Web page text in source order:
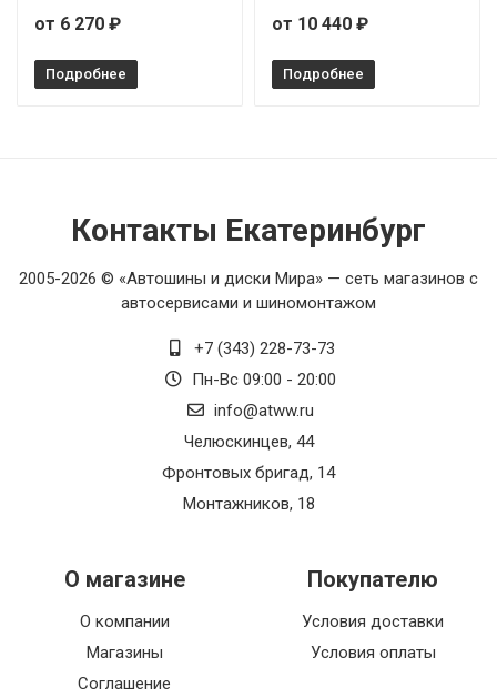
от 6 270 ₽
Подробнее
от 10 440 ₽
Подробнее
Контакты Екатеринбург
2005-2026 © «Автошины и диски Мира» — сеть магазинов с
автосервисами и шиномонтажом
+7 (343) 228-73-73
Пн-Вс 09:00 - 20:00
info@atww.ru
Челюскинцев, 44
Фронтовых бригад, 14
Монтажников, 18
О магазине
О компании
Магазины
Соглашение
Покупателю
Условия доставки
Условия оплаты